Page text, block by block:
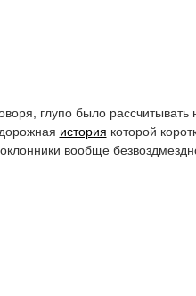
глупо было
история которой
вообще